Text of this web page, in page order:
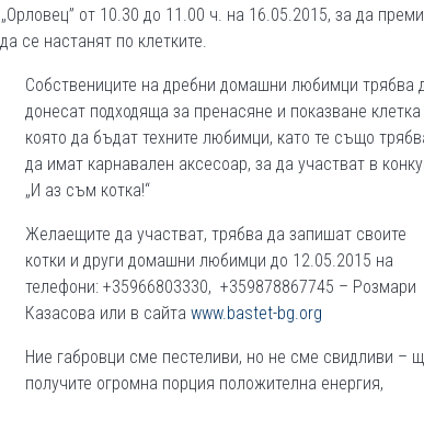
от 10.30 до 11.00 ч. на 16.05.2015, за да
се настанят по клетките.
Собствениците на дребни домашни любимци трябва
донесат подходяща за пренасяне и показване клетка
която да бъдат техните любимци, като те също
да имат карнавален аксесоар, за да участват в
„И аз съм котка!“
Желаещите да участват, трябва да запишат своите
котки и други домашни любимци до 12.05.2015 на
телефони: +35966803330, +359878867745 – Розмари
Казасова или в сайта www.bastet-bg.org
Ние габровци сме пестеливи, но не сме свидливи –
получите огромна порция положителна енергия,